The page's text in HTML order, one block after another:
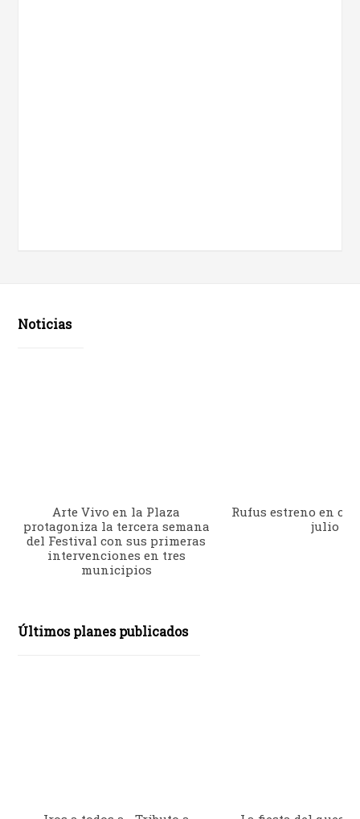
Noticias
Arte Vivo en la Plaza
protagoniza la tercera semana
del Festival con sus primeras
intervenciones en tres
municipios
Rufus estreno en
julio
Últimos planes publicados